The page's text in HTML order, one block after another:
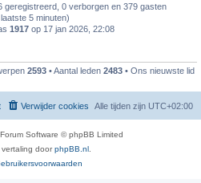
geregistreerd, 0 verborgen en 379 gasten
5 minuten)
1917 op 17 jan 2026, 22:08
2593 • Aantal leden 2483 • Ons nieuwste lid
Alle tijden zijn UTC+02:00
Verwijder cookies
Software © phpBB Limited
doorphpBB.nl